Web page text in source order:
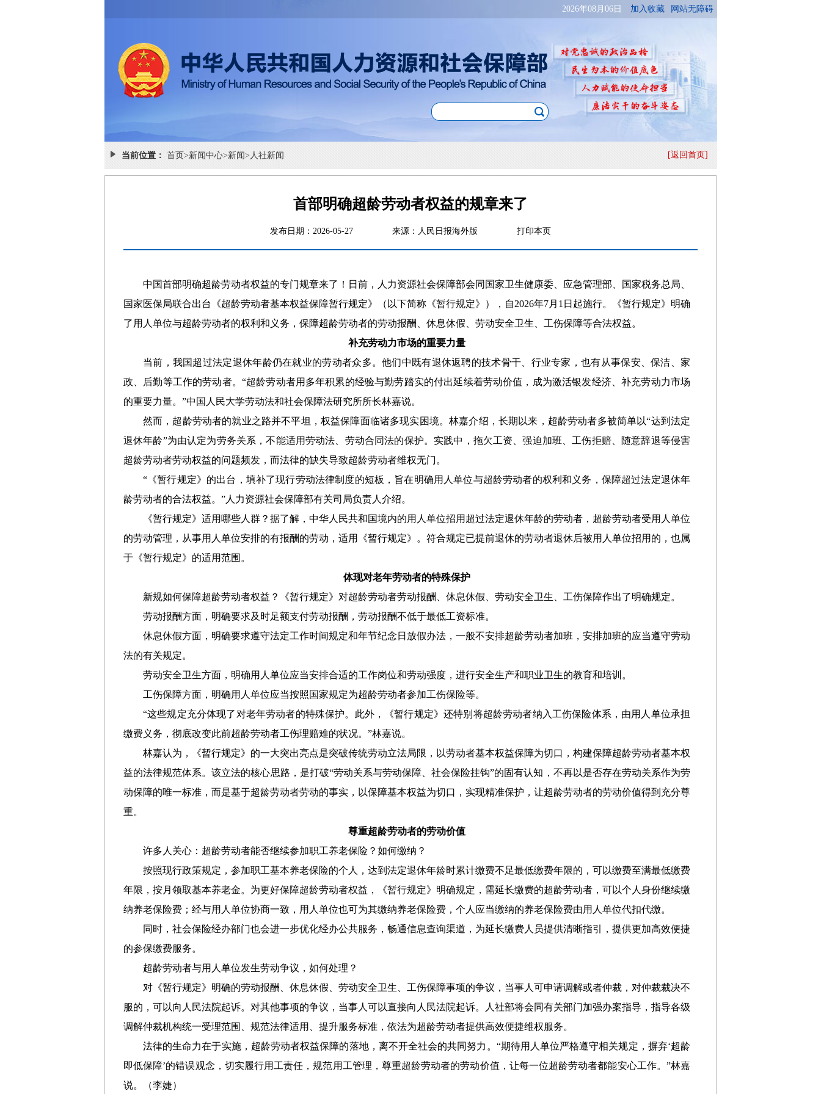
当前位置： 首页>新闻中心>新闻> 人社新闻 [返回首页]
首部明确超龄劳动者权益的规章来了
发布日期：2026-05-27 来源：人民日报海外版 打印本页
中国首部明确超龄劳动者权益的专门规章来了！日前，人力资源社会保障部会同国家卫生健康委、应急管理部、国家税务总局、
国家医保局联合出台《超龄劳动者基本权益保障暂行规定》（以下简称《暂行规定》），自2026年7月1日起施行。《暂行规定》明确
了用人单位与超龄劳动者的权利和义务，保障超龄劳动者的劳动报酬、休息休假、劳动安全卫生、工伤保障等合法权益。
补充劳动力市场的重要力量
当前，我国超过法定退休年龄仍在就业的劳动者众多。他们中既有退休返聘的技术骨干、行业专家，也有从事保安、保洁、家
政、后勤等工作的劳动者。“超龄劳动者用多年积累的经验与勤劳踏实的付出延续着劳动价值，成为激活银发经济、补充劳动力市场
的重要力量。”中国人民大学劳动法和社会保障法研究所所长林嘉说。
然而，超龄劳动者的就业之路并不平坦，权益保障面临诸多现实困境。林嘉介绍，长期以来，超龄劳动者多被简单以“达到法定
退休年龄”为由认定为劳务关系，不能适用劳动法、劳动合同法的保护。实践中，拖欠工资、强迫加班、工伤拒赔、随意辞退等侵害
超龄劳动者劳动权益的问题频发，而法律的缺失导致超龄劳动者维权无门。
“《暂行规定》的出台，填补了现行劳动法律制度的短板，旨在明确用人单位与超龄劳动者的权利和义务，保障超过法定退休年
龄劳动者的合法权益。”人力资源社会保障部有关司局负责人介绍。
《暂行规定》适用哪些人群？据了解，中华人民共和国境内的用人单位招用超过法定退休年龄的劳动者，超龄劳动者受用人单位
的劳动管理，从事用人单位安排的有报酬的劳动，适用《暂行规定》。符合规定已提前退休的劳动者退休后被用人单位招用的，也属
于《暂行规定》的适用范围。
体现对老年劳动者的特殊保护
新规如何保障超龄劳动者权益？《暂行规定》对超龄劳动者劳动报酬、休息休假、劳动安全卫生、工伤保障作出了明确规定。
劳动报酬方面，明确要求及时足额支付劳动报酬，劳动报酬不低于最低工资标准。
休息休假方面，明确要求遵守法定工作时间规定和年节纪念日放假办法，一般不安排超龄劳动者加班，安排加班的应当遵守劳动
法的有关规定。
劳动安全卫生方面，明确用人单位应当安排合适的工作岗位和劳动强度，进行安全生产和职业卫生的教育和培训。
工伤保障方面，明确用人单位应当按照国家规定为超龄劳动者参加工伤保险等。
“这些规定充分体现了对老年劳动者的特殊保护。此外，《暂行规定》还特别将超龄劳动者纳入工伤保险体系，由用人单位承担
缴费义务，彻底改变此前超龄劳动者工伤理赔难的状况。”林嘉说。
林嘉认为，《暂行规定》的一大突出亮点是突破传统劳动立法局限，以劳动者基本权益保障为切口，构建保障超龄劳动者基本权
益的法律规范体系。该立法的核心思路，是打破“劳动关系与劳动保障、社会保险挂钩”的固有认知，不再以是否存在劳动关系作为劳
动保障的唯一标准，而是基于超龄劳动者劳动的事实，以保障基本权益为切口，实现精准保护，让超龄劳动者的劳动价值得到充分尊
重。
尊重超龄劳动者的劳动价值
许多人关心：超龄劳动者能否继续参加职工养老保险？如何缴纳？
按照现行政策规定，参加职工基本养老保险的个人，达到法定退休年龄时累计缴费不足最低缴费年限的，可以缴费至满最低缴费
年限，按月领取基本养老金。为更好保障超龄劳动者权益，《暂行规定》明确规定，需延长缴费的超龄劳动者，可以个人身份继续缴
纳养老保险费；经与用人单位协商一致，用人单位也可为其缴纳养老保险费，个人应当缴纳的养老保险费由用人单位代扣代缴。
同时，社会保险经办部门也会进一步优化经办公共服务，畅通信息查询渠道，为延长缴费人员提供清晰指引，提供更加高效便捷
的参保缴费服务。
超龄劳动者与用人单位发生劳动争议，如何处理？
对《暂行规定》明确的劳动报酬、休息休假、劳动安全卫生、工伤保障事项的争议，当事人可申请调解或者仲裁，对仲裁裁决不
服的，可以向人民法院起诉。对其他事项的争议，当事人可以直接向人民法院起诉。人社部将会同有关部门加强办案指导，指导各级
调解仲裁机构统一受理范围、规范法律适用、提升服务标准，依法为超龄劳动者提供高效便捷维权服务。
法律的生命力在于实施，超龄劳动者权益保障的落地，离不开全社会的共同努力。“期待用人单位严格遵守相关规定，摒弃‘超龄
即低保障’的错误观念，切实履行用工责任，规范用工管理，尊重超龄劳动者的劳动价值，让每一位超龄劳动者都能安心工作。”林嘉
说。
（李婕）